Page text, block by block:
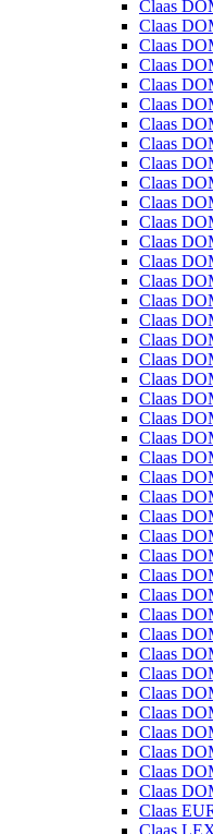
Claas
Claas
Claas
Claas
Claas
Claas
Claas
Claas
Claas
Claas
Claas
Claas
Claas
Claas
Claas
Claas
Claas
Claas
Claas
Claas
Claas
Claas
Claas
Claas
Claas
Claas
Claas
Claas
Claas
Claas
Claas
Claas
Claas
Claas
Claas
Claas
Claas
Claas
Claas
Claas
Claas
Claas
Claas